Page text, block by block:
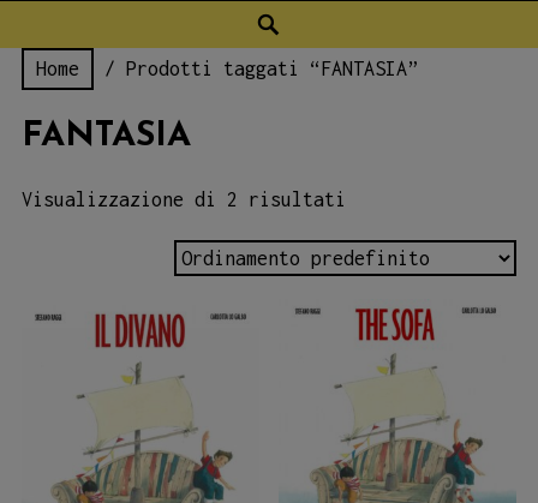
Home / Prodotti taggati “FANTASIA”
FANTASIA
Visualizzazione di 2 risultati